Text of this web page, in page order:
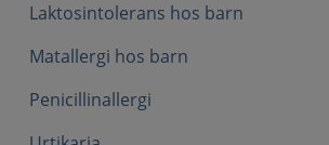
Laktosintolerans hos barn
Matallergi hos barn
Penicillinallergi